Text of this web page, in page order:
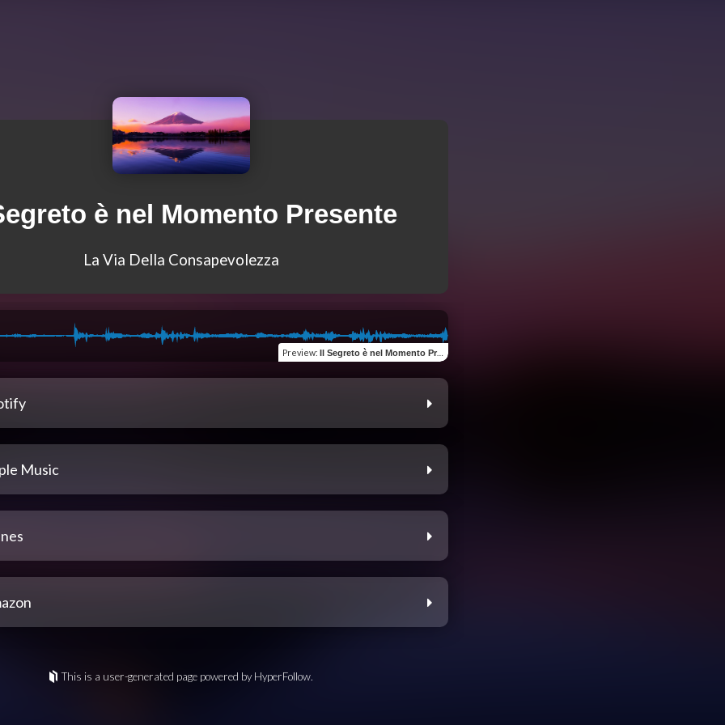
è nel Momento Presente
La Via Della Consapevolezza
Preview: Il Segreto è nel Momento Presente
Music
This is a user-generated page powered by HyperFollow.